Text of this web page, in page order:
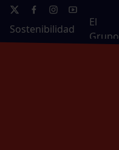
Sostenibilidad
El
Grupo